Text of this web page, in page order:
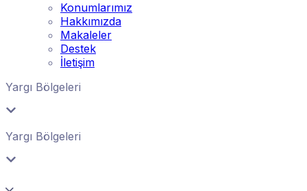
Konumlarımız
Hakkımızda
Makaleler
Destek
İletişim
Yargı Bölgeleri
Yargı Bölgeleri